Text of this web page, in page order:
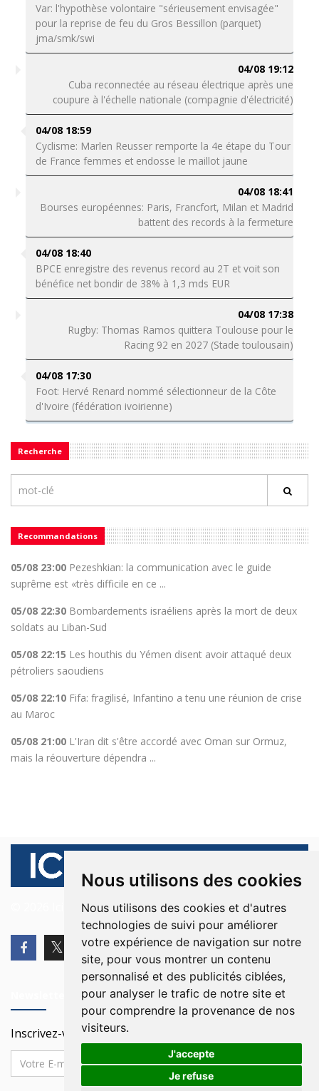
Nous utilisons des cookies
Nous utilisons des cookies et d'autres
technologies de suivi pour améliorer
votre expérience de navigation sur notre
site, pour vous montrer un contenu
personnalisé et des publicités ciblées,
pour analyser le trafic de notre site et
pour comprendre la provenance de nos
visiteurs.
J'accepte
Je refuse
Var: l'hypothèse volontaire "sérieusement envisagée"
pour la reprise de feu du Gros Bessillon (parquet)
jma/smk/swi
04/08 19:12
Cuba reconnectée au réseau électrique après une
coupure à l'échelle nationale (compagnie d'électricité)
04/08 18:59
Cyclisme: Marlen Reusser remporte la 4e étape du Tour
de France femmes et endosse le maillot jaune
04/08 18:41
Bourses européennes: Paris, Francfort, Milan et Madrid
battent des records à la fermeture
04/08 18:40
BPCE enregistre des revenus record au 2T et voit son
bénéfice net bondir de 38% à 1,3 mds EUR
04/08 17:38
Rugby: Thomas Ramos quittera Toulouse pour le
Racing 92 en 2027 (Stade toulousain)
04/08 17:30
Foot: Hervé Renard nommé sélectionneur de la Côte
d'Ivoire (fédération ivoirienne)
Recherche
Recommandations
05/08 23:00 Pezeshkian: la communication avec le guide
suprême est «très difficile en ce ...
05/08 22:30 Bombardements israéliens après la mort de deux
soldats au Liban-Sud
05/08 22:15 Les houthis du Yémen disent avoir attaqué deux
pétroliers saoudiens
05/08 22:10 Fifa: fragilisé, Infantino a tenu une réunion de crise
au Maroc
05/08 21:00 L'Iran dit s'être accordé avec Oman sur Ormuz,
mais la réouverture dépendra ...
© 2026 Ici Beyrouth. Tous les droits sont réservés.
Inscrivez-vous à notre Newsletter